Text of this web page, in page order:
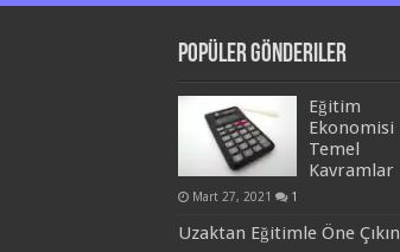
Popüler Gönderiler
Eğitim
Ekonomisi
Temel
Kavramlar
Mart 27, 2021 1
Uzaktan Eğitimle Öne Çıkın